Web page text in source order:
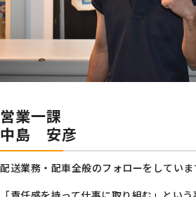
営業一課
中島 安彦
配送業務・配車全般のフォローをしていま